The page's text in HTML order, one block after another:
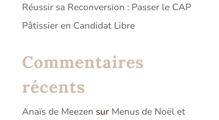
Réussir sa Reconversion : Passer le CAP
Pâtissier en Candidat Libre
Commentaires
récents
Anaïs de Meezen sur Menus de Noël et